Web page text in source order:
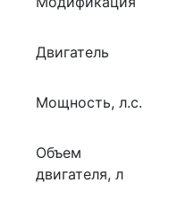
Двигатель
Мощность, л.с.
Объем
двигателя, л